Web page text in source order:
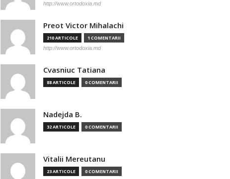
http://www.ortodoxia.md
Preot Victor Mihalachi
210 ARTICOLE 1 COMENTARII
http://www.ortodoxia.md
Cvasniuc Tatiana
88 ARTICOLE 0 COMENTARII
Nadejda B.
32 ARTICOLE 0 COMENTARII
Vitalii Mereutanu
23 ARTICOLE 0 COMENTARII